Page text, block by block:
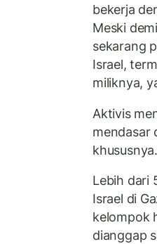
bekerja
Meski
sekarang
Israel,
miliknya,
Aktivis
mendasar
khususnya.
Lebih dari
Israel di
kelompok
dianggap